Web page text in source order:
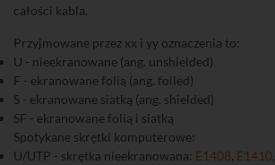
całości kabla.
Przyjmowane przez xx i yy oznaczenia to:
U - nieekranowane (ang. unshielded)
F - ekranowane folią (ang. foiled)
S - ekranowane siatką (ang. shielded)
SF - ekranowane folią i siatką
Spotykane skrętki komputerowe:
U/UTP - skrętka nieekranowana: E1408, E1410,